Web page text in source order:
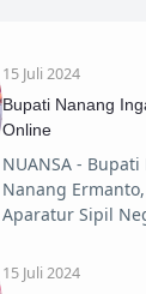
15 Juli 2024
Bupati Nanang
Online
NUANSA -
Nanang
Aparatur Sipil
15 Juli 2024